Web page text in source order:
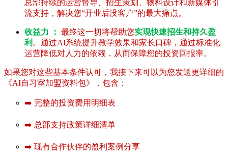
总部持续的运营督导、招生策划、物料设计和新媒体引
流支持，解决您“开业后没客户”的最大痛点。
收益力 ： 最终这一切将帮助您实现快速招生和持久盈
利 。通过AI系统提升教学效果和家长口碑，通过标准化
运营降低对人力的依赖，从而保障您的投资回报率。
如果您对这些基本条件认可，我接下来可以为您发送更详细的
《AI自习室加盟资料包》，包含：
➡️ 完整的投资费用明细表
➡️ 总部支持政策详细清单
➡️ 现有合作伙伴的盈利案例分享